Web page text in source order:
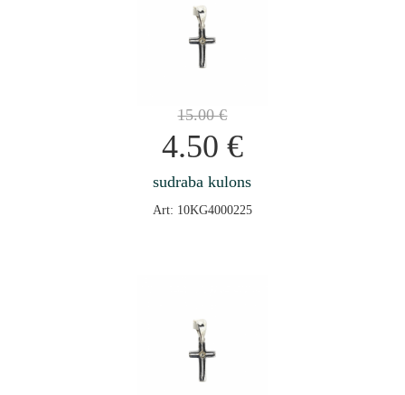
15.00€
4.50 €
sudraba kulons
Art: 10KG4000225